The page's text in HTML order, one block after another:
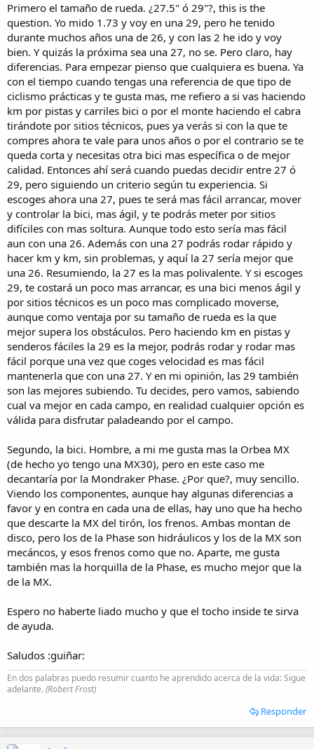
Primero el tamaño de rueda. ¿27.5" ó 29"?, this is the
question. Yo mido 1.73 y voy en una 29, pero he tenido
durante muchos años una de 26, y con las 2 he ido y voy
bien. Y quizás la próxima sea una 27, no se. Pero claro, hay
diferencias. Para empezar pienso que cualquiera es buena. Ya
con el tiempo cuando tengas una referencia de que tipo de
ciclismo prácticas y te gusta mas, me refiero a si vas haciendo
km por pistas y carriles bici o por el monte haciendo el cabra
tirándote por sitios técnicos, pues ya verás si con la que te
compres ahora te vale para unos años o por el contrario se te
queda corta y necesitas otra bici mas específica o de mejor
calidad. Entonces ahí será cuando puedas decidir entre 27 ó
29, pero siguiendo un criterio según tu experiencia. Si
escoges ahora una 27, pues te será mas fácil arrancar, mover
y controlar la bici, mas ágil, y te podrás meter por sitios
difíciles con mas soltura. Aunque todo esto sería mas fácil
aun con una 26. Además con una 27 podrás rodar rápido y
hacer km y km, sin problemas, y aquí la 27 sería mejor que
una 26. Resumiendo, la 27 es la mas polivalente. Y si escoges
29, te costará un poco mas arrancar, es una bici menos ágil y
por sitios técnicos es un poco mas complicado moverse,
aunque como ventaja por su tamaño de rueda es la que
mejor supera los obstáculos. Pero haciendo km en pistas y
senderos fáciles la 29 es la mejor, podrás rodar y rodar mas
fácil porque una vez que coges velocidad es mas fácil
mantenerla que con una 27. Y en mi opinión, las 29 también
son las mejores subiendo. Tu decides, pero vamos, sabiendo
cual va mejor en cada campo, en realidad cualquier opción es
válida para disfrutar paladeando por el campo.
Segundo, la bici. Hombre, a mi me gusta mas la Orbea MX
(de hecho yo tengo una MX30), pero en este caso me
decantaría por la Mondraker Phase. ¿Por que?, muy sencillo.
Viendo los componentes, aunque hay algunas diferencias a
favor y en contra en cada una de ellas, hay uno que ha hecho
que descarte la MX del tirón, los frenos. Ambas montan de
disco, pero los de la Phase son hidráulicos y los de la MX son
mecáncos, y esos frenos como que no. Aparte, me gusta
también mas la horquilla de la Phase, es mucho mejor que la
de la MX.
Espero no haberte liado mucho y que el tocho inside te sirva
de ayuda.
Saludos :guiñar:
En dos palabras puedo resumir cuanto he aprendido acerca de la vida: Sigue
adelante.(Robert Frost)
Responder